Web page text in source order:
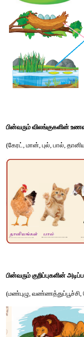
ஆ) கொடுக்கப்பட்ட
(பென்குயின்,
1. எட்டு கைகளைக்
விடை : ஆக்டோபஸ்
2. பறக்க
3. கடலில்
விடை : திமிங்கிலம்
4. நீர்ப் பறவை:
விடை : வாத்து
வண்ணமிடுவோம்
நீரில் வாழும்